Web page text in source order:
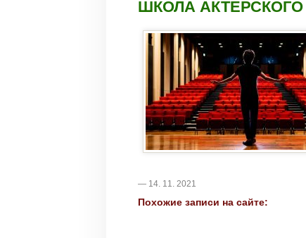
ШКОЛА
— 14. 11. 2021
Похожие записи на сайте: